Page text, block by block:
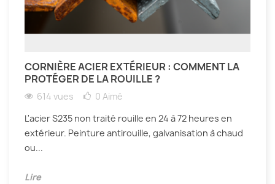
CORNIÈRE ACIER EXTÉRIEUR : COMMENT LA
PROTÉGER DE LA ROUILLE ?
614 vues 0 Aimé
L'acier S235 non traité rouille en 24 à 72 heures en
extérieur. Peinture antirouille, galvanisation à chaud
ou...
Lire